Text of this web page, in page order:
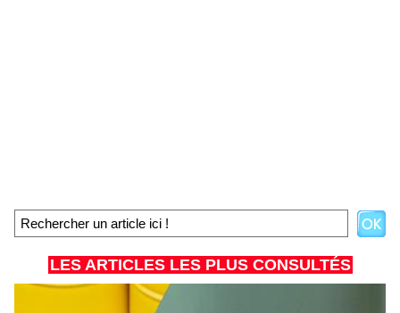
LES ARTICLES LES PLUS CONSULTÉS